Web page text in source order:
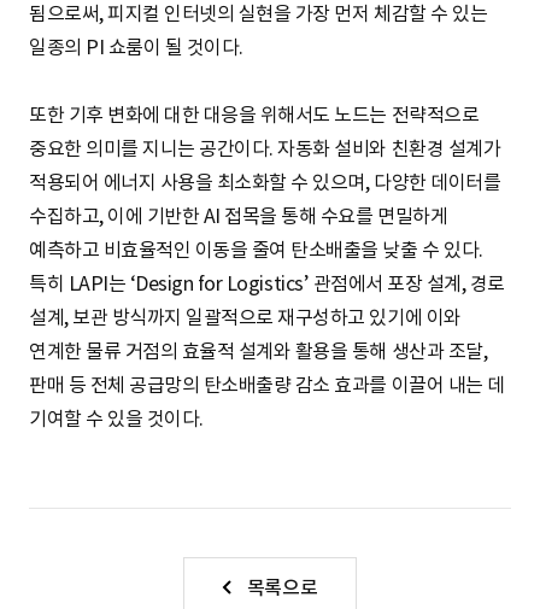
됨으로써, 피지컬 인터넷의 실현을 가장 먼저 체감할 수 있는
일종의 PI 쇼룸이 될 것이다.
또한 기후 변화에 대한 대응을 위해서도 노드는 전략적으로
중요한 의미를 지니는 공간이다. 자동화 설비와 친환경 설계가
적용되어 에너지 사용을 최소화할 수 있으며, 다양한 데이터를
수집하고, 이에 기반한 AI 접목을 통해 수요를 면밀하게
예측하고 비효율적인 이동을 줄여 탄소배출을 낮출 수 있다.
특히 LAPI는 ‘Design for Logistics’ 관점에서 포장 설계, 경로
설계, 보관 방식까지 일괄적으로 재구성하고 있기에 이와
연계한 물류 거점의 효율적 설계와 활용을 통해 생산과 조달,
판매 등 전체 공급망의 탄소배출량 감소 효과를 이끌어 내는 데
기여할 수 있을 것이다.
목록으로